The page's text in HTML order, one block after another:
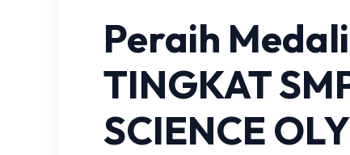
Peraih
TINGKAT
SCIENCE